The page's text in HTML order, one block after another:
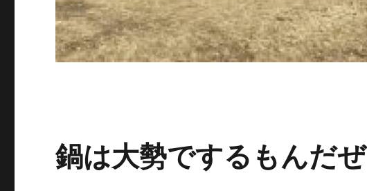
鍋は大勢でするもんだぜ